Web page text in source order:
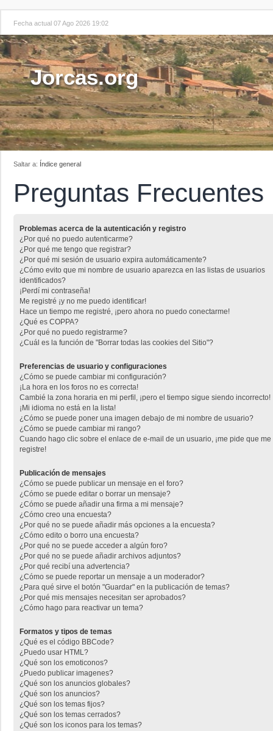
Fecha actual 07 Ago 2026 19:02
Jorcas.org
Saltar a: Índice general
Preguntas Frecuentes
Problemas acerca de la autenticación y registro
¿Por qué no puedo autenticarme?
¿Por qué me tengo que registrar?
¿Por qué mi sesión de usuario expira automáticamente?
¿Cómo evito que mi nombre de usuario aparezca en las listas de usuarios
identificados?
¡Perdí mi contraseña!
Me registré ¡y no me puedo identificar!
Hace un tiempo me registré, ¡pero ahora no puedo conectarme!
¿Qué es COPPA?
¿Por qué no puedo registrarme?
¿Cuál es la función de "Borrar todas las cookies del Sitio"?
Preferencias de usuario y configuraciones
¿Cómo se puede cambiar mi configuración?
¡La hora en los foros no es correcta!
Cambié la zona horaria en mi perfil, ¡pero el tiempo sigue siendo incorrecto!
¡Mi idioma no está en la lista!
¿Cómo se puede poner una imagen debajo de mi nombre de usuario?
¿Cómo se puede cambiar mi rango?
Cuando hago clic sobre el enlace de e-mail de un usuario, ¡me pide que me
registre!
Publicación de mensajes
¿Cómo se puede publicar un mensaje en el foro?
¿Cómo se puede editar o borrar un mensaje?
¿Cómo se puede añadir una firma a mi mensaje?
¿Cómo creo una encuesta?
¿Por qué no se puede añadir más opciones a la encuesta?
¿Cómo edito o borro una encuesta?
¿Por qué no se puede acceder a algún foro?
¿Por qué no se puede añadir archivos adjuntos?
¿Por qué recibí una advertencia?
¿Cómo se puede reportar un mensaje a un moderador?
¿Para qué sirve el botón "Guardar" en la publicación de temas?
¿Por qué mis mensajes necesitan ser aprobados?
¿Cómo hago para reactivar un tema?
Formatos y tipos de temas
¿Qué es el código BBCode?
¿Puedo usar HTML?
¿Qué son los emoticonos?
¿Puedo publicar imagenes?
¿Qué son los anuncios globales?
¿Qué son los anuncios?
¿Qué son los temas fijos?
¿Qué son los temas cerrados?
¿Qué son los iconos para los temas?